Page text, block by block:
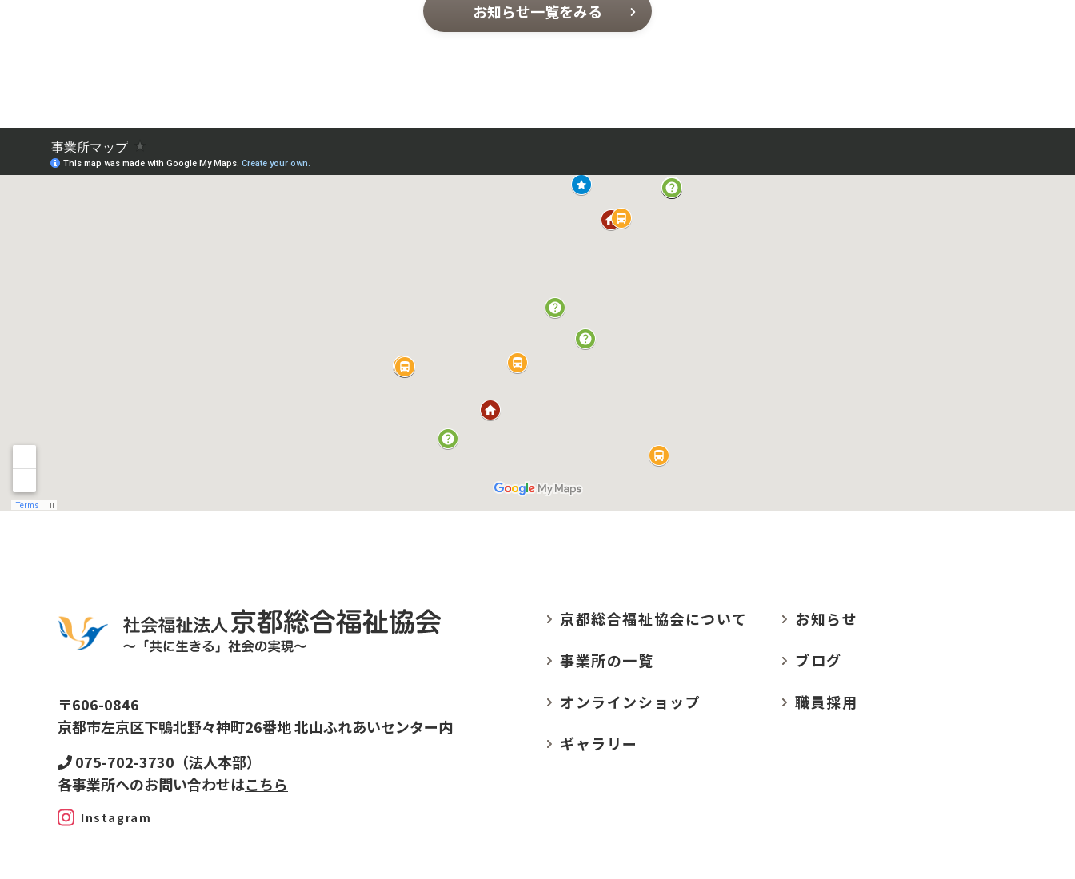
お知らせ一覧をみる
〒606-0846
京都市左京区下鴨北野々神町26番地 北山ふれあいセンター内
075-702-3730（法人本部）
各事業所へのお問い合わせはこちら
Instagram
京都総合福祉協会について お知らせ
事業所の一覧
ブログ
オンラインショップ
職員採用
ギャラリー